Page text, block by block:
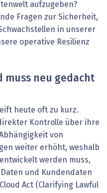
aufzugeben?
Fragen zur Sicherheit,
in unserer
operative Resilienz
muss neu gedacht
heute oft zu kurz.
Kontrolle über ihre
von
weiter erhöht, weshalb
werden muss,
und Kundendaten
Act (Clarifying Lawful